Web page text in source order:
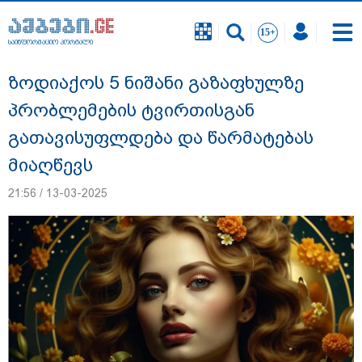
საინფორმაციო პორტალი
"12 წლის განმავლობაში ფაქტობრივად
საქმის ჩაფარცხვის ოპერაცია
მიმდინარეობდა - არის ეჭვები ვინმეს ხომ
არ მფარველობენ" - დაკარგული
საინფორმაციო პორტალი
ზოდიაქოს 5 ნიშანი გაზაფხულზე
პრობლემების ტვირთისგან
გათავისუფლდება და წარმატებას
მიაღწევს
21:56 / 13-03-2025